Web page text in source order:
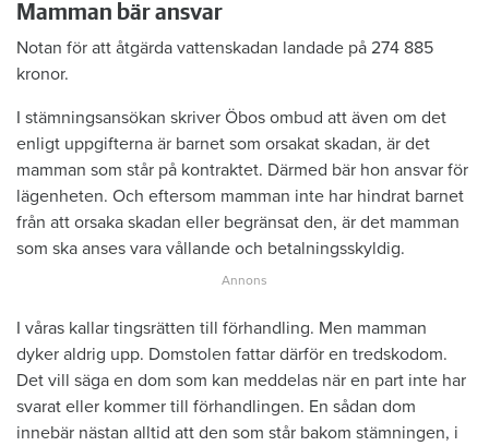
Mamman bär ansvar
Notan för att åtgärda vattenskadan landade på 274 885
kronor.
I stämningsansökan skriver Öbos ombud att även om det
enligt uppgifterna är barnet som orsakat skadan, är det
mamman som står på kontraktet. Därmed bär hon ansvar för
lägenheten. Och eftersom mamman inte har hindrat barnet
från att orsaka skadan eller begränsat den, är det mamman
som ska anses vara vållande och betalningsskyldig.
I våras kallar tingsrätten till förhandling. Men mamman
dyker aldrig upp. Domstolen fattar därför en tredskodom.
Det vill säga en dom som kan meddelas när en part inte har
svarat eller kommer till förhandlingen. En sådan dom
innebär nästan alltid att den som står bakom stämningen, i